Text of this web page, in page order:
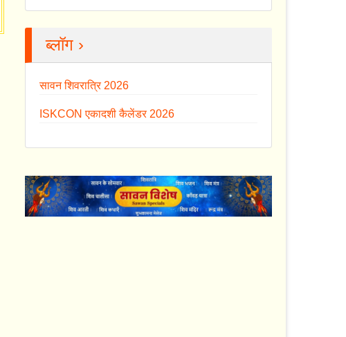
ब्लॉग ›
सावन शिवरात्रि 2026
ISKCON एकादशी कैलेंडर 2026